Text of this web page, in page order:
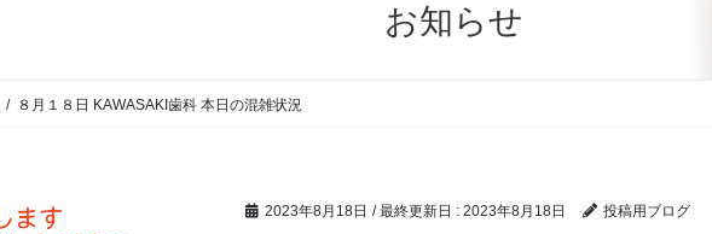
お知らせ
８月１８日 KAWASAKI歯科 本日の混雑状況
2023年8月18日 / 最終更新日 : 2023年8月18日 投稿用ブログ